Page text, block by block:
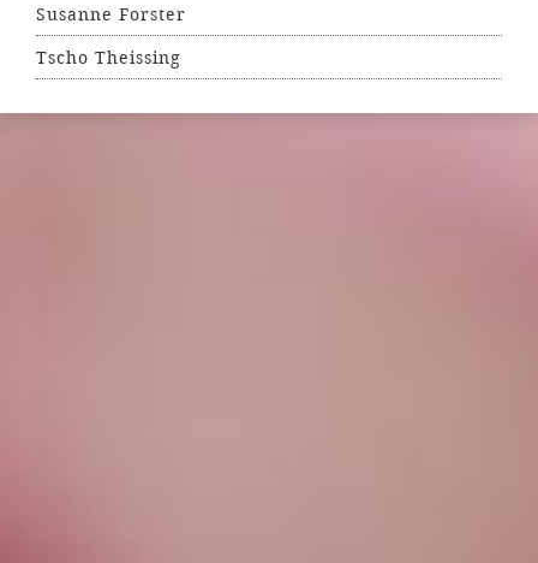
Susanne Forster
Tscho Theissing